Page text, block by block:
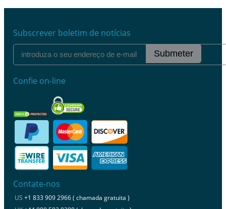
Subscrever boletim de notícias
Submeter
Confie on-line
Contate-nos
US +1 833 909 2966 ( chamada gratuita )